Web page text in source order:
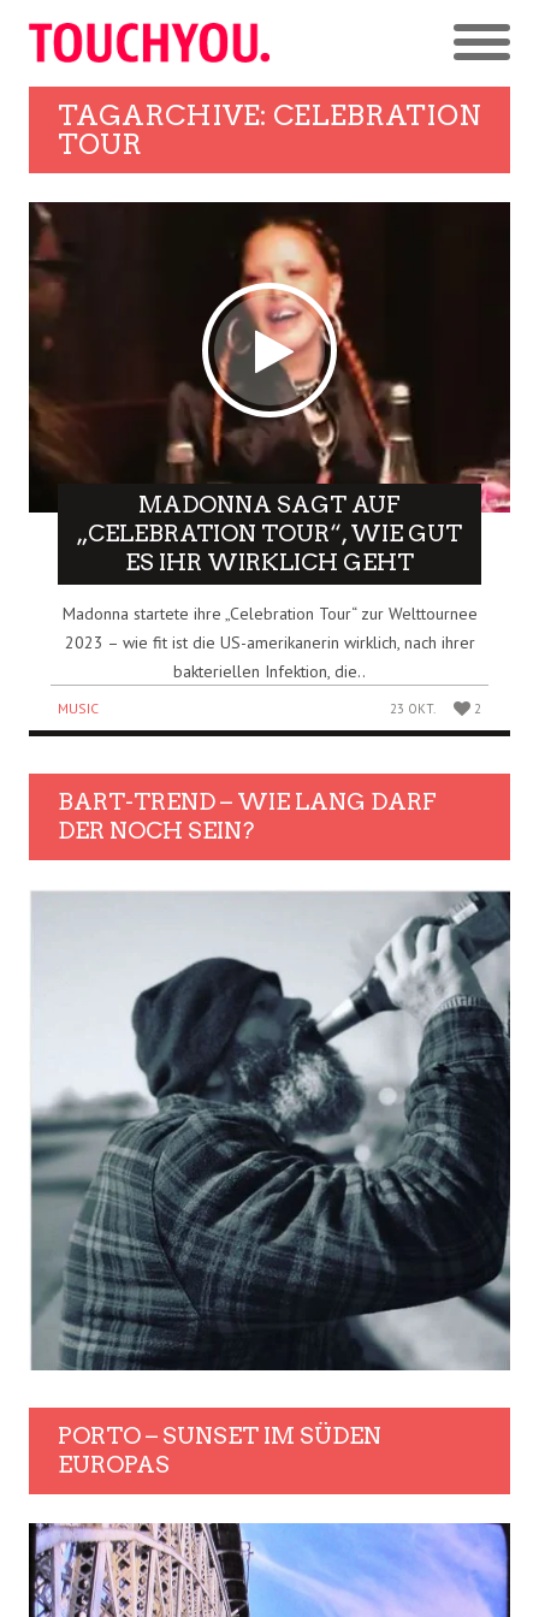
TAGARCHIVE: CELEBRATION
TOUR
MADONNA SAGT AUF
„CELEBRATION TOUR“, WIE GUT
ES IHR WIRKLICH GEHT
Madonna startete ihre „Celebration Tour“ zur Welttournee
2023 – wie fit ist die US-amerikanerin wirklich, nach ihrer
bakteriellen Infektion, die..
MUSIC 23 OKT. 2
BART-TREND – WIE LANG DARF
DER NOCH SEIN?
PORTO – SUNSET IM SÜDEN
EUROPAS